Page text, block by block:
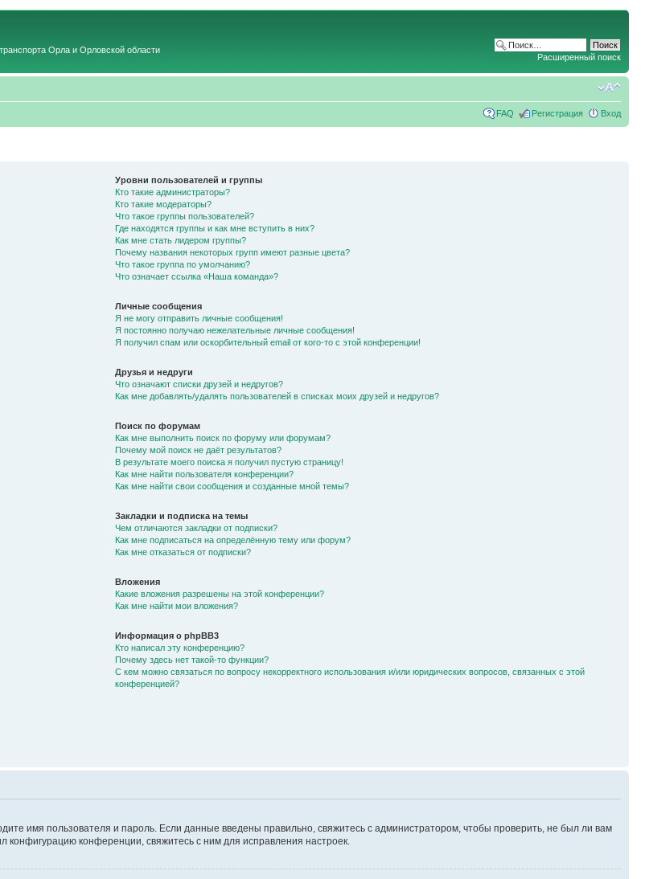
Орла и Орловской области
Расширенный поиск
FAQ Регистрация Вход
Уровни пользователей и группы
Кто такие администраторы?
Кто такие модераторы?
Что такое группы пользователей?
Где находятся группы и как мне вступить в них?
Как мне стать лидером группы?
Почему названия некоторых групп имеют разные цвета?
Что такое группа по умолчанию?
Что означает ссылка «Наша команда»?
Личные сообщения
Я не могу отправить личные сообщения!
Я постоянно получаю нежелательные личные сообщения!
Я получил спам или оскорбительный email от кого-то с этой конференции!
Друзья и недруги
Что означают списки друзей и недругов?
Как мне добавлять/удалять пользователей в списках моих друзей и недругов?
Поиск по форумам
Как мне выполнить поиск по форуму или форумам?
Почему мой поиск не даёт результатов?
В результате моего поиска я получил пустую страницу!
Как мне найти пользователя конференции?
Как мне найти свои сообщения и созданные мной темы?
Закладки и подписка на темы
Чем отличаются закладки от подписки?
Как мне подписаться на определённую тему или форум?
Как мне отказаться от подписки?
Вложения
Какие вложения разрешены на этой конференции?
Как мне найти мои вложения?
Информация о phpBB3
Кто написал эту конференцию?
Почему здесь нет такой-то функции?
С кем можно связаться по вопросу некорректного использования и/или юридических вопросов, связанных с этой
конференцией?
имя пользователя и пароль. Если данные введены правильно, свяжитесь с администратором, чтобы проверить, не был ли вам
конференции, свяжитесь с ним для исправления настроек.